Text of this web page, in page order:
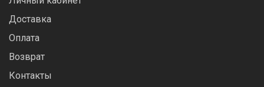
Доставка
Оплата
Возврат
Контакты